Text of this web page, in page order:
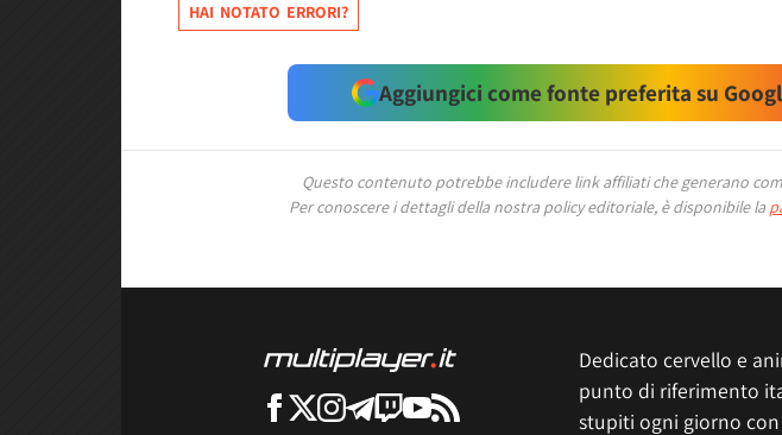
HAI NOTATO ERRORI?
Aggiungici come fonte preferita su
Questo contenuto potrebbe includere link affiliati che generano
Per conoscere i dettagli della nostra policy editoriale, è disponibile la
Dedicato cervello e
punto di riferimento
stupiti ogni giorno